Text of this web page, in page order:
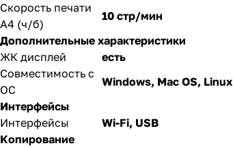
Скорость печати
A4 (ч/б)
10 стр/мин
Дополнительные характеристики
ЖК дисплей
есть
Совместимость с
ОС
Windows, Mac OS, Linux
Интерфейсы
Интерфейсы
Wi-Fi, USB
Копирование